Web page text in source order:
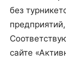
без
сайте